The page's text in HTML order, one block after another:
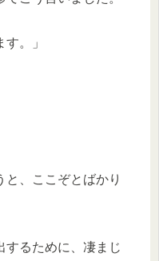
。」
と、ここぞとばかり
するために、凄まじ